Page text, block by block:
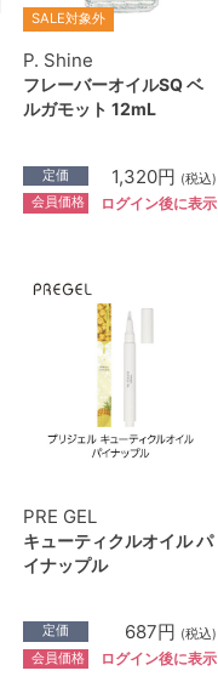
SALE対象外
P. Shine
フレーバーオイルSQ ベ
ルガモット 12mL
定価 1,320円 (税込)
会員価格 ログイン後に表示
PRE GEL
キューティクルオイル パ
イナップル
定価 687円 (税込)
会員価格 ログイン後に表示